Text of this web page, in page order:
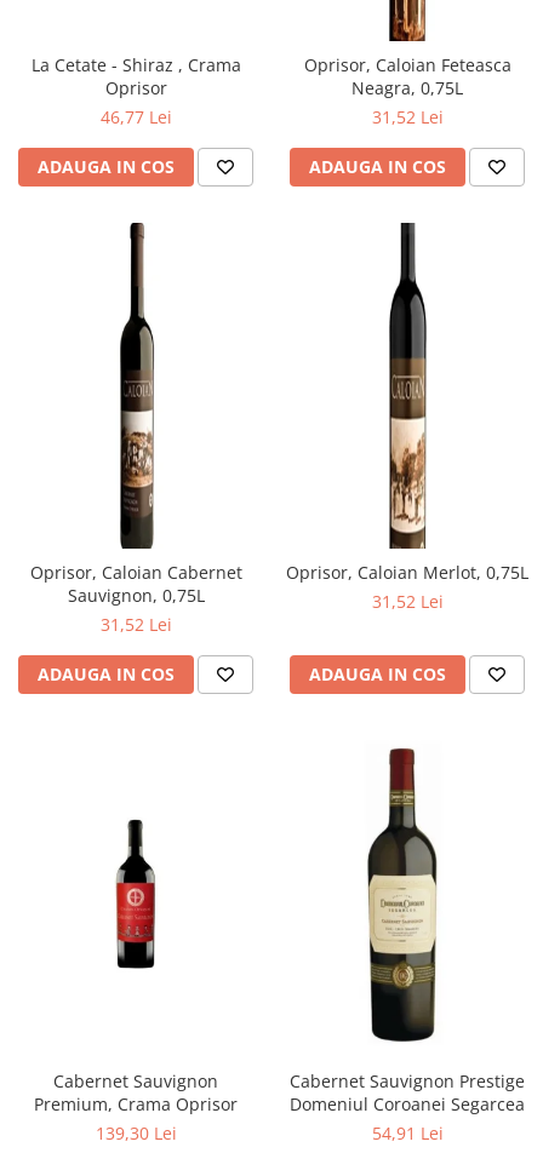
La Cetate - Shiraz , Crama
Oprisor
46,77 Lei
ADAUGA IN COS
Oprisor, Caloian Feteasca
Neagra, 0,75L
31,52 Lei
ADAUGA IN COS
Oprisor, Caloian Cabernet
Sauvignon, 0,75L
31,52 Lei
ADAUGA IN COS
Oprisor, Caloian Merlot, 0,75L
31,52 Lei
ADAUGA IN COS
Cabernet Sauvignon
Premium, Crama Oprisor
139,30 Lei
Cabernet Sauvignon Prestige
Domeniul Coroanei Segarcea
54,91 Lei